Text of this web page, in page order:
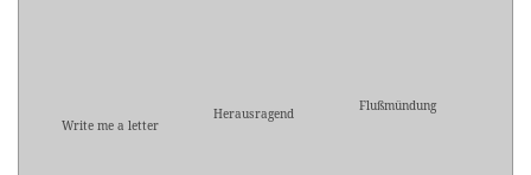
Write me a letter
Herausragend Flußmündung